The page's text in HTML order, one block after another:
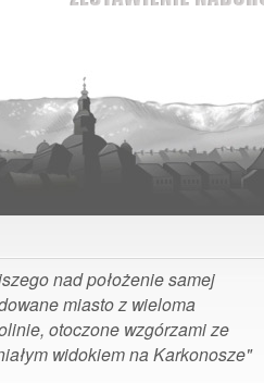
nad położenie samej
miasto z wieloma
otoczone wzgórzami ze
widokiem na Karkonosze"